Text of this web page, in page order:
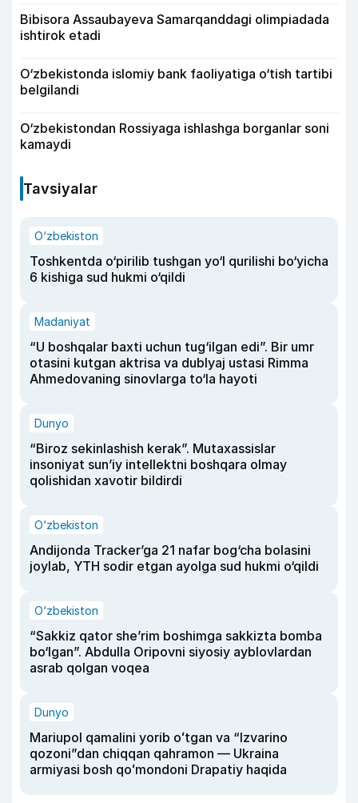
Bibisora Assaubayeva Samarqanddagi olimpiadada
ishtirok etadi
O‘zbekistonda islomiy bank faoliyatiga o‘tish tartibi
belgilandi
O‘zbekistondan Rossiyaga ishlashga borganlar soni
kamaydi
Tavsiyalar
O‘zbekiston
Toshkentda o‘pirilib tushgan yo‘l qurilishi bo‘yicha
6 kishiga sud hukmi o‘qildi
Madaniyat
“U boshqalar baxti uchun tug‘ilgan edi”. Bir umr
otasini kutgan aktrisa va dublyaj ustasi Rimma
Ahmedovaning sinovlarga to‘la hayoti
Dunyo
“Biroz sekinlashish kerak”. Mutaxassislar
insoniyat sun’iy intellektni boshqara olmay
qolishidan xavotir bildirdi
O‘zbekiston
Andijonda Tracker’ga 21 nafar bog‘cha bolasini
joylab, YTH sodir etgan ayolga sud hukmi o‘qildi
O‘zbekiston
“Sakkiz qator she’rim boshimga sakkizta bomba
bo‘lgan”. Abdulla Oripovni siyosiy ayblovlardan
asrab qolgan voqea
Dunyo
Mariupol qamalini yorib oʻtgan va “Izvarino
qozoni”dan chiqqan qahramon — Ukraina
armiyasi bosh qoʻmondoni Drapatiy haqida